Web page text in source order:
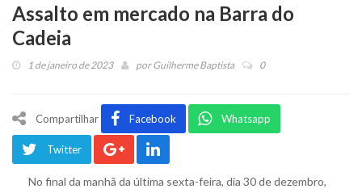
Assalto em mercado na Barra do
Cadeia
1 de janeiro de 2023 porGuilherme Baptista 0
Compartilhar Facebook Whatsapp
Twitter
No final da manhã da última sexta-feira, dia 30 de dezembro,